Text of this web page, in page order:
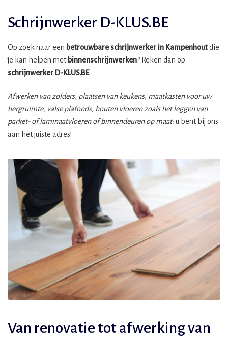
Schrijnwerker D-KLUS.BE
Op zoek naar een betrouwbare schrijnwerker in Kampenhoutdie
je kan helpen met binnenschrijnwerken? Reken dan op
schrijnwerker D-KLUS.BE.
Afwerken van zolders, plaatsen van keukens, maatkasten voor uw
bergruimte, valse plafonds, houten vloeren zoals het leggen van
parket- of laminaatvloeren of binnendeuren op maat:u bent bij ons
aan het juiste adres!
Van renovatie tot afwerking van